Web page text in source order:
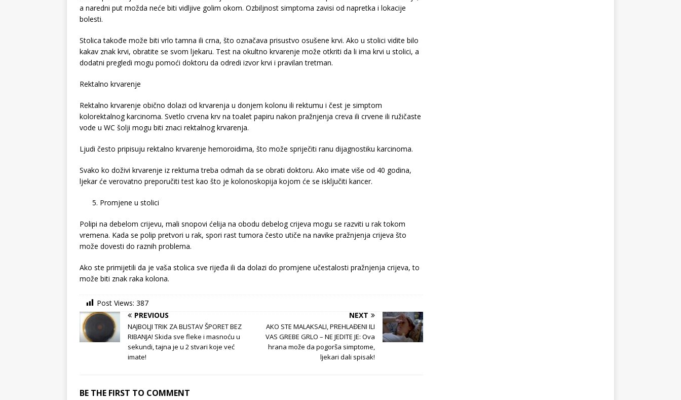
a naredni put možda neće biti vidljive golim okom. Ozbiljnost simptoma zavisi od napretka i lokacije
bolesti.
Stolica takođe može biti vrlo tamna ili crna, što označava prisustvo osušene krvi. Ako u stolici vidite bilo
kakav znak krvi, obratite se svom ljekaru. Test na okultno krvarenje može otkriti da li ima krvi u stolici, a
dodatni pregledi mogu pomoći doktoru da odredi izvor krvi i pravilan tretman.
Rektalno krvarenje
Rektalno krvarenje obično dolazi od krvarenja u donjem kolonu ili rektumu i čest je simptom
kolorektalnog karcinoma. Svetlo crvena krv na toalet papiru nakon pražnjenja creva ili crvene ili ružičaste
vode u WC šolji mogu biti znaci rektalnog krvarenja.
Ljudi često pripisuju rektalno krvarenje hemoroidima, što može spriječiti ranu dijagnostiku karcinoma.
Svako ko doživi krvarenje iz rektuma treba odmah da se obrati doktoru. Ako imate više od 40 godina,
ljekar će verovatno preporučiti test kao što je kolonoskopija kojom će se isključiti kancer.
Promjene u stolici
Polipi na debelom crijevu, mali snopovi ćelija na obodu debelog crijeva mogu se razviti u rak tokom
vremena. Kada se polip pretvori u rak, spori rast tumora često utiče na navike pražnjenja crijeva što
može dovesti do raznih problema.
Ako ste primijetili da je vaša stolica sve rijeđa ili da dolazi do promjene učestalosti pražnjenja crijeva, to
može biti znak raka kolona.
Post Views: 387
PREVIOUS
NAJBOLJI TRIK ZA BLISTAV ŠPORET BEZ
RIBANJA! Skida sve fleke i masnoću u
sekundi, tajna je u 2 stvari koje već
imate!
NEXT
AKO STE MALAKSALI, PREHLAĐENI ILI
VAS GREBE GRLO – NE JEDITE JE: Ova
hrana može da pogorša simptome,
ljekari dali spisak!
BE THE FIRST TO COMMENT